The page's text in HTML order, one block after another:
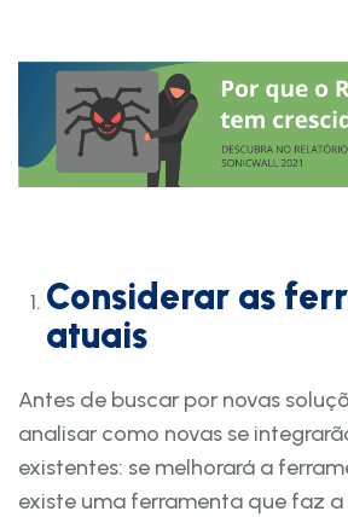
Considerar as
atuais
Antes de buscar por novas
analisar como novas se
existentes: se melhorará a
existe uma ferramenta que faz